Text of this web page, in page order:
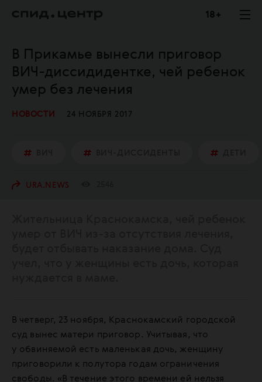
18 +
В Прикамье вынесли приговор
ВИЧ-диссидидентке, чей ребенок
умер без лечения
НОВОСТИ 24 НОЯБРЯ 2017
URA.NEWS
В четверг, 23 ноября, Краснокамский городской
суд вынес матери приговор. Учитывая, что
у обвиняемой есть маленькая дочь, женщину
приговорили к полутора годам ограничения
свободы. «В течение этого времени ей нельзя